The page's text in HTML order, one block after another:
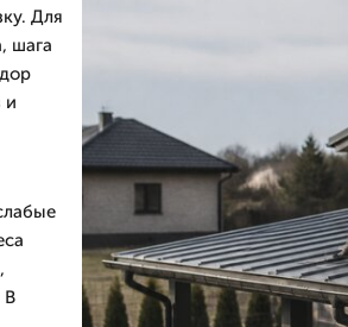
Для
шага
и
В